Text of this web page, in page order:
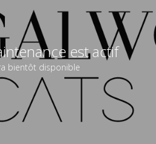
est actif
bientôt disponible